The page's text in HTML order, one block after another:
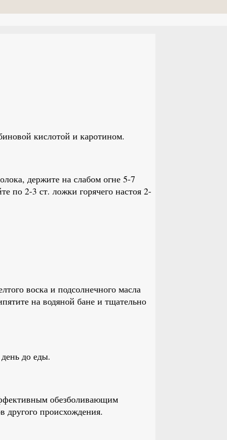
кислотой и каротином.
держите на слабом огне 5-7
по 2-3 ст. ложки горячего настоя 2-
воска и подсолнечного масла
на водяной бане и тщательно
до еды.
обезболивающим
другого происхождения.